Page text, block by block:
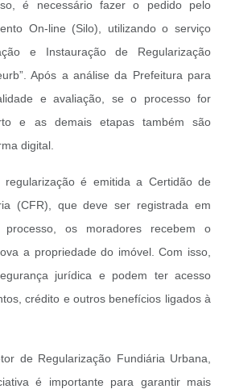
é necessário fazer o pedido pelo
On-line (Silo), utilizando o serviço
e Instauração de Regularização
Após a análise da Prefeitura para
e avaliação, se o processo for
e as demais etapas também são
digital.
é emitida a Certidão de
(CFR), que deve ser registrada em
os moradores recebem o
a propriedade do imóvel. Com isso,
jurídica e podem ter acesso
crédito e outros benefícios ligados à
de Regularização Fundiária Urbana,
é importante para garantir mais